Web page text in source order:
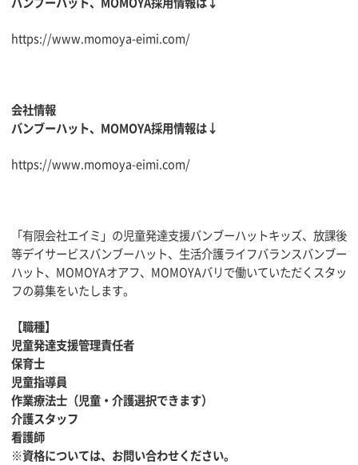
https://www.momoya-eimi.com/
会社情報
バンブーハット、MOMOYA採用情報は↓
https://www.momoya-eimi.com/
「有限会社エイミ」の児童発達支援バンブーハットキッズ、放課後
等デイサービスバンブーハット、生活介護ライフバランスバンブー
ハット、MOMOYAオアフ、MOMOYAバリで働いていただくスタッ
フの募集をいたします。
【職種】
児童発達支援管理責任者
保育士
児童指導員
作業療法士（児童・介護選択できます）
介護スタッフ
看護師
※資格については、お問い合わせください。